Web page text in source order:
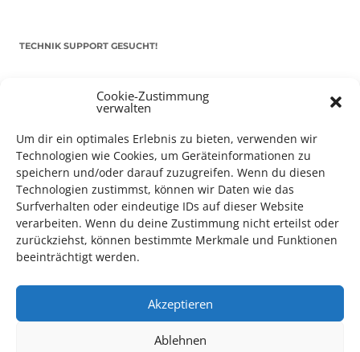
Cookie-Zustimmung
verwalten
Um dir ein optimales Erlebnis zu bieten, verwenden wir
Technologien wie Cookies, um Geräteinformationen zu
speichern und/oder darauf zuzugreifen. Wenn du diesen
Technologien zustimmst, können wir Daten wie das
Surfverhalten oder eindeutige IDs auf dieser Website
verarbeiten. Wenn du deine Zustimmung nicht erteilst oder
zurückziehst, können bestimmte Merkmale und Funktionen
beeinträchtigt werden.
Akzeptieren
Ablehnen
TECHNIK SUPPORT GESUCHT!
Mithilfe im Bereich Technik. Sie haben Interesse? Dann
*KULTURTIPP SOMMERPAUSE: FESTIVAL DES DEUTSCHEN FILMS*